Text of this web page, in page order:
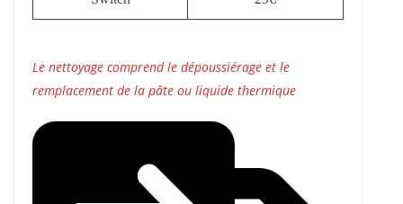
Le nettoyage comprend le dépoussiérage et le
remplacement de la pâte ou liquide thermique